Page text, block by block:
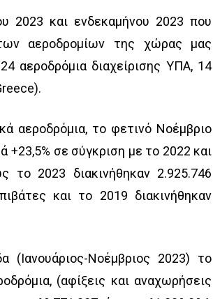
2023 και ενδεκαμήνου 2023 που
αεροδρομίων της χώρας μας
αεροδρόμια διαχείρισης ΥΠΑ, 14
αεροδρόμια, το φετινό Νοέμβριο
+23,5% σε σύγκριση με το 2022 και
2023 διακινήθηκαν 2.925.746
και το 2019 διακινήθηκαν
Νοέμβριος 2023) το
(αφίξεις και αναχωρήσεις